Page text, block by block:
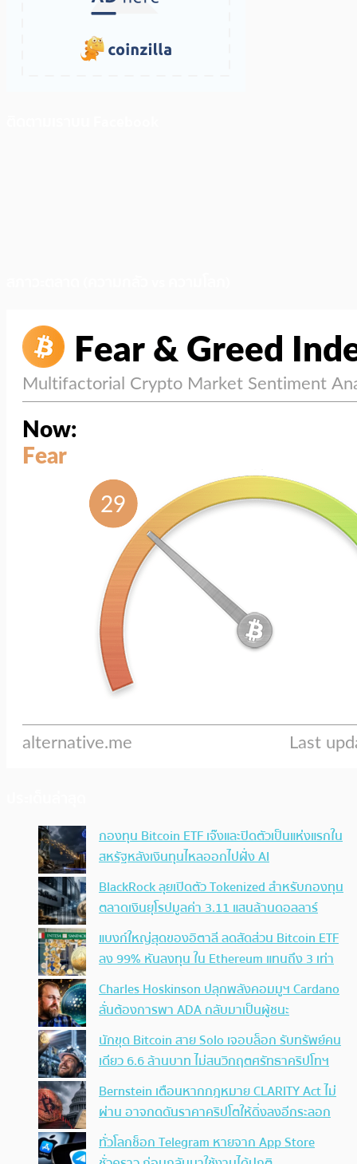
กองทุน Bitcoin ETF เจ๊งและปิดตัวเป็นแห่งแรกใน
สหรัฐหลังเงินทุนไหลออกไปฝั่ง AI
BlackRock ลุยเปิดตัว Tokenized สำหรับกองทุน
ตลาดเงินยุโรปมูลค่า 3.11 แสนล้านดอลลาร์
แบงก์ใหญ่สุดของอิตาลี ลดสัดส่วน Bitcoin ETF
ลง 99% หันลงทุน ใน Ethereum แทนถึง 3 เท่า
Charles Hoskinson ปลุกพลังคอมมูฯ Cardano
ลั่นต้องการพา ADA กลับมาเป็นผู้ชนะ
นักขุด Bitcoin สาย Solo เจอบล็อก รับทรัพย์คน
เดียว 6.6 ล้านบาท ไม่สนวิกฤตศรัทธาคริปโทฯ
Bernstein เตือนหากกฎหมาย CLARITY Act ไม่
ผ่าน อาจกดดันราคาคริปโตให้ดิ่งลงอีกระลอก
ทั่วโลกช็อก Telegram หายจาก App Store